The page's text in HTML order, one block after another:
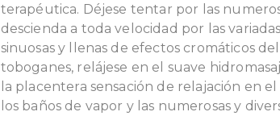
terapéutica. Déjese tentar por las
descienda a toda velocidad por las
sinuosas y llenas de efectos cromáticos
toboganes, relájese en el suave
la placentera sensación de relajación en el
los baños de vapor y las numerosas y